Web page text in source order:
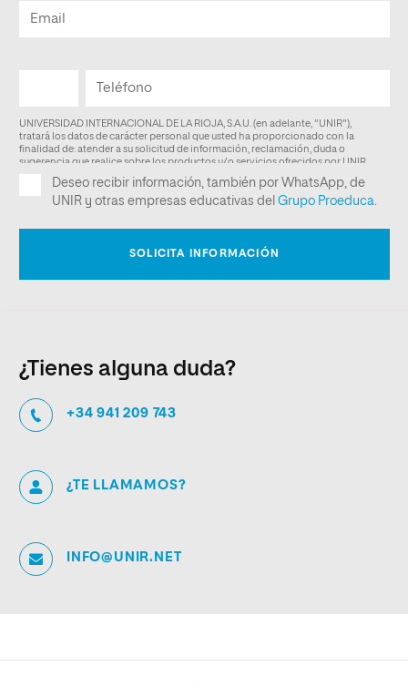
¿Tienes alguna duda?
+34 941 209 743
¿TE LLAMAMOS?
INFO@UNIR.NET